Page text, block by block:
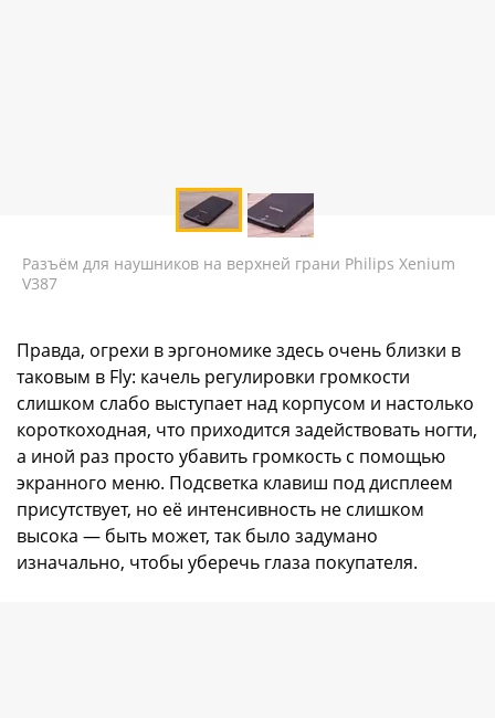
Разъём для наушников на верхней грани Philips Xenium
V387
Правда, огрехи в эргономике здесь очень близки в
таковым в Fly: качель регулировки громкости
слишком слабо выступает над корпусом и настолько
короткоходная, что приходится задействовать ногти,
а иной раз просто убавить громкость с помощью
экранного меню. Подсветка клавиш под дисплеем
присутствует, но её интенсивность не слишком
высока — быть может, так было задумано
изначально, чтобы уберечь глаза покупателя.